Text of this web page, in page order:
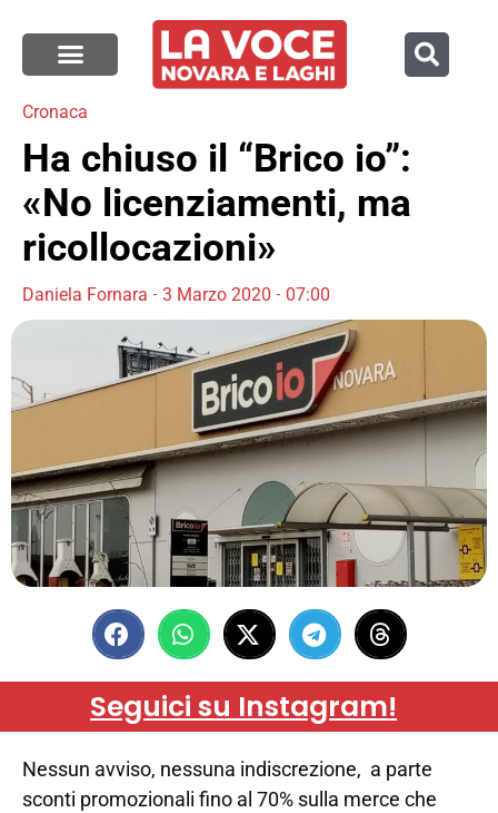
Cronaca
Ha chiuso il “Brico io”:
«No licenziamenti, ma
ricollocazioni»
Daniela Fornara 3 Marzo 2020 07:00
Seguici su Instagram!
Nessun avviso, nessuna indiscrezione, a parte
sconti promozionali fino al 70% sulla merce che